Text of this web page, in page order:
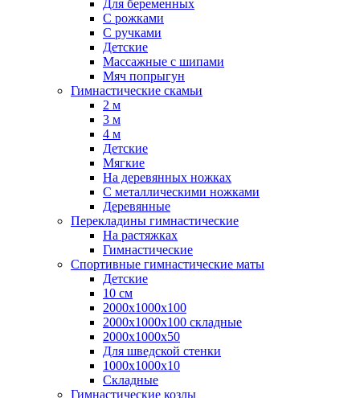
Для беременных
С рожками
С ручками
Детские
Массажные с шипами
Мяч попрыгун
Гимнастические скамьи
2 м
3 м
4 м
Детские
Мягкие
На деревянных ножках
С металлическими ножками
Деревянные
Перекладины гимнастические
На растяжках
Гимнастические
Спортивные гимнастические маты
Детские
10 см
2000х1000х100
2000х1000х100 складные
2000х1000х50
Для шведской стенки
1000х1000х10
Складные
Гимнастические козлы